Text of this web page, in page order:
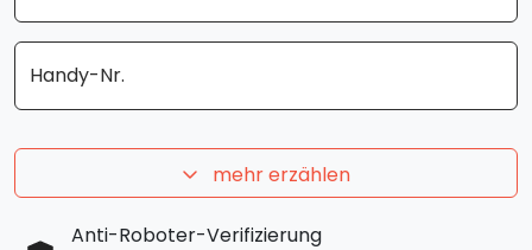
Handy-Nr.
mehr erzählen
Anti-Roboter-Verifizierung